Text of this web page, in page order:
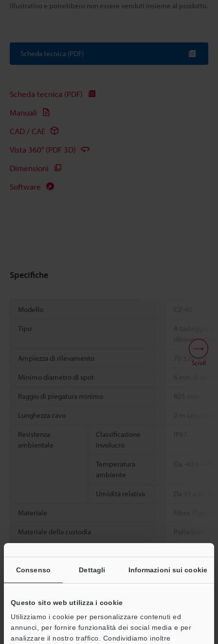
Consenso Dettagli Informazioni sui cookie
Questo sito web utilizza i cookie
Utilizziamo i cookie per personalizzare contenuti ed
annunci, per fornire funzionalità dei social media e per
analizzare il nostro traffico. Condividiamo inoltre
illustrativo e potrebbero non essere venduti insieme al prodotto.
Scheda tecnica (PDF)
Scheda tecnica (PDF)
Manuali
CAD / CAE
Vista 360° (PDF 3D)
Dimensioni
Software
Specifiche
Modello CZ-40
Tipo
A tasteggio
rilevamento)
Ampiezza di rilevamento 70 ±20 mm
Minimo diametro di spot 6 mm di
Raggio di piegatura minimo R25 mm
Lunghezza cavo 2 m
Resistenza
ambientale
Classificazione
involucro
IP67
Temperatura
ambiente
Da -40 a +70
Umidità relativa Da 35 a 85 %
Materiale Fibra:
Materiale della custodia Poliarilato
Scroll
Altri modelli